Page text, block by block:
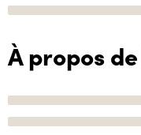
À propos